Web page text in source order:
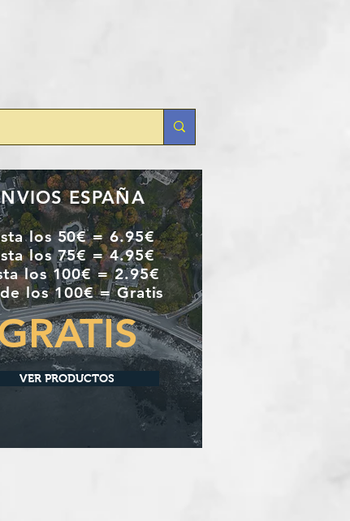
ESPAÑA
los 50€ = 6.95€
los 75€ = 4.95€
los 100€ = 2.95€
los 100€ = Gratis
VER PRODUCTOS